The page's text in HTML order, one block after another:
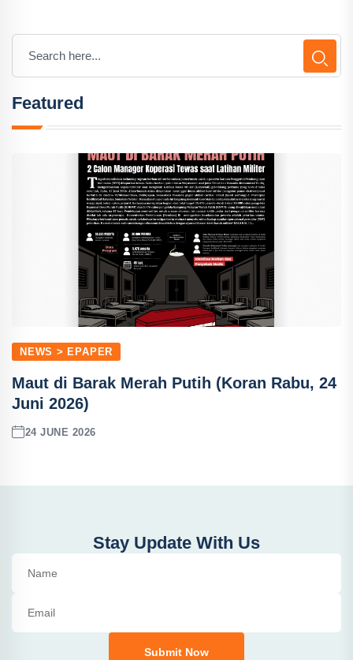
Featured
NEWS > EPAPER
Maut di Barak Merah Putih (Koran Rabu, 24
Juni 2026)
24 JUNE 2026
Stay Update With Us
Submit Now